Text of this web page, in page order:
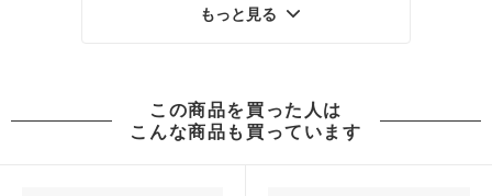
もっと見る
この商品を買った人は
こんな商品も買っています